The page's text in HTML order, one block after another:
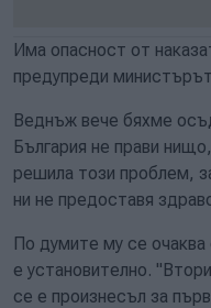
Има опасност от
предупреди
Веднъж вече бяхме
България не прави
решила този проблем,
ни не предоставя
По думите му се
е установително.
се е произнесъл за